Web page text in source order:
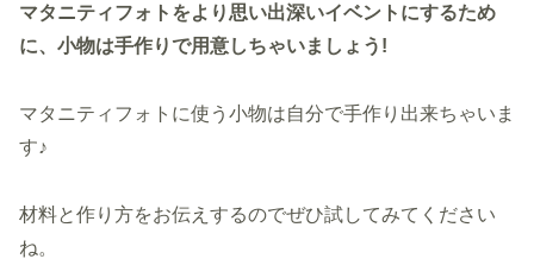
マタニティフォトをより思い出深いイベントにするため
に、小物は手作りで用意しちゃいましょう!
マタニティフォトに使う小物は自分で手作り出来ちゃいま
す♪
材料と作り方をお伝えするのでぜひ試してみてください
ね。